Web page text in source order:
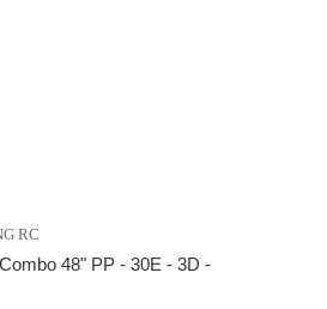
RC
48" PP - 30E - 3D -